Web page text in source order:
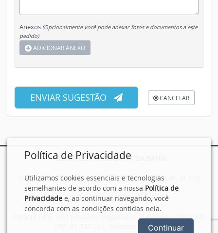
Anexos (Opcionalmente você pode anexar fotos e documentos a este
pedido)
ADICIONAR ANEXO
ENVIAR SUGESTÃO CANCELAR
ASSEMBLEIA LEGISLATIVA DA BAHIA
Segunda à Quinta das 8:30h às 18h Sexta das 8h às 12h
Tel: (71) 3115-7116
Palácio Dep. Luis Eduardo Magalhães 1ª Avenida, 130, CAB,
CEP: 41.745-001, Salvador - Bahia.
Política de Privacidade
Utilizamos cookies essenciais e tecnologias
semelhantes de acordo com a nossa Política de
Privacidade e, ao continuar navegando, você
concorda com as condições contidas nela.
Continuar